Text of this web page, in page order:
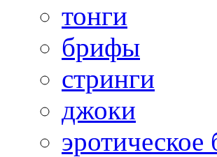
тонги
брифы
стринги
джоки
эротическое